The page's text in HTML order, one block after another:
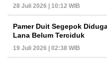
28 Juli 2026 | 10:12 WIB
Pamer Duit Segepok
Lana Belum Terciduk
19 Juli 2026 | 02:38 WIB